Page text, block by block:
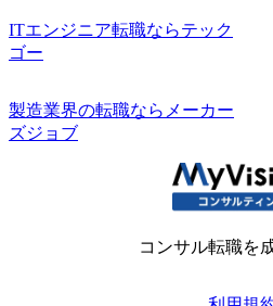
ITエンジニア転職ならテック
ゴー
製造業界の転職ならメーカー
ズジョブ
コンサル転職を